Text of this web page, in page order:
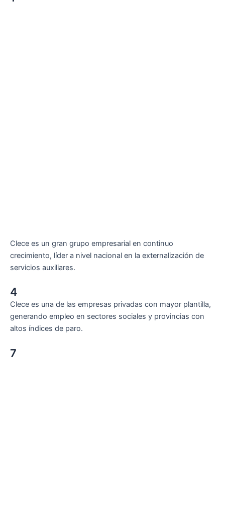
Clece es un gran grupo empresarial en continuo
crecimiento, líder a nivel nacional en la externalización de
servicios auxiliares.
4
Clece es una de las empresas privadas con mayor plantilla,
generando empleo en sectores sociales y provincias con
altos índices de paro.
7